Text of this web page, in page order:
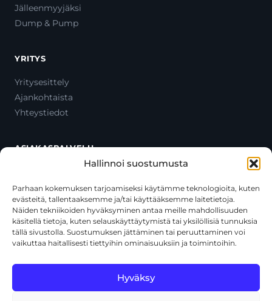
Hallinnoi suostumusta
Parhaan kokemuksen tarjoamiseksi käytämme teknologioita, kuten
evästeitä, tallentaaksemme ja/tai käyttääksemme laitetietoja.
Näiden tekniikoiden hyväksyminen antaa meille mahdollisuuden
käsitellä tietoja, kuten selauskäyttäytymistä tai yksilöllisiä tunnuksia
tällä sivustolla. Suostumuksen jättäminen tai peruuttaminen voi
vaikuttaa haitallisesti tiettyihin ominaisuuksiin ja toimintoihin.
Hyväksy
Jälleenmyyjäksi
Dump & Pump
YRITYS
Yritysesittely
Ajankohtaista
Yhteystiedot
ASIAKASPALVELU
Oma tili
Maksutavat
Toimitustavat
Usein kysytyt kysymykset
+358 44 270 3795
asiakaspalvelu@toolcat.fi